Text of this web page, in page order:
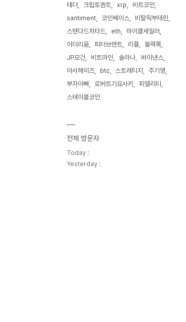
테더
크립토퀀트 xrp
비트코인
santiment
코인베이스
비탈릭부테린
스탠다드차타드
eth
마이클세일러
이더리움
피터브랜트 리플
블랙록
JP모건
비트마인 솔라나
바이낸스
아서헤이즈
btc 스트래티지
주기영
부자아빠
로버트기요사키
피델리티
스테이블코인
전체 방문자
Today :
Yesterday :